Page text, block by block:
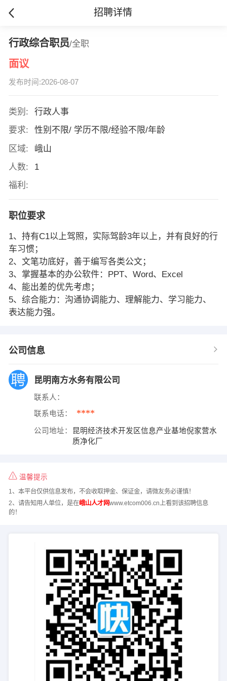
招聘详情
行政综合职员/全职
面议
发布时间:2026-08-07
类别:
行政人事
要求:
性别不限/ 学历不限/经验不限/年龄
区域:
峨山
人数:
1
福利:
职位要求
1、持有C1以上驾照，实际驾龄3年以上，并有良好的行
车习惯；
2、文笔功底好，善于编写各类公文；
3、掌握基本的办公软件：PPT、Word、Excel
4、能出差的优先考虑；
5、综合能力：沟通协调能力、理解能力、学习能力、
表达能力强。
公司信息
昆明南方水务有限公司
联系人：
联系电话： ****
公司地址：
昆明经济技术开发区信息产业基地倪家营水
质净化厂
温馨提示
1、本平台仅供信息发布，不会收取押金、保证金，请微友务必谨慎！
2、请告知用人单位，是在峨山人才网www.etcom006.cn上看到该招聘信息
的！